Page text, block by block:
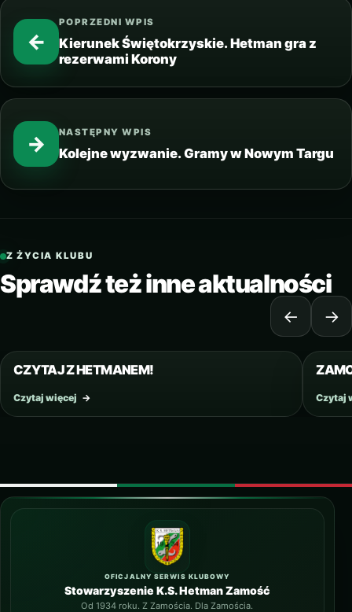
←
POPRZEDNI WPIS
Kierunek Świętokrzyskie. Hetman gra z
rezerwami Korony
NASTĘPNY WPIS
Kolejne wyzwanie. Gramy w Nowym Targu
→
Z ŻYCIA KLUBU
Sprawdź też inne aktualności
← →
28 PAŹDZIERNIKA 2020
CZYTAJ Z HETMANEM!
Czytaj więcej → Czytaj
OFICJALNY SERWIS KLUBOWY
Stowarzyszenie K.S. Hetman Zamość
Od 1934 roku. Z Zamościa. Dla Zamościa.